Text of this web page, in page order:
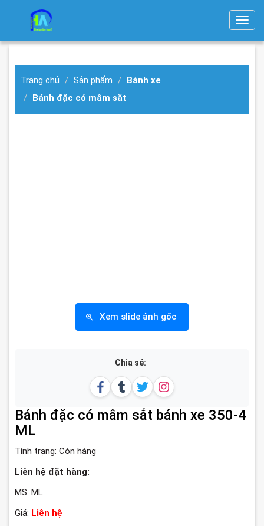
T
g
Trang chủ Sản phẩm
Bánh xe
Bánh đặc có mâm sắt
Xem slide ảnh gốc
Chia sẻ:
Bánh đặc có mâm sắt bánh xe 350-4
ML
Tình trạng: Còn hàng
Liên hệ đặt hàng:
MS: ML
Giá: Liên hệ